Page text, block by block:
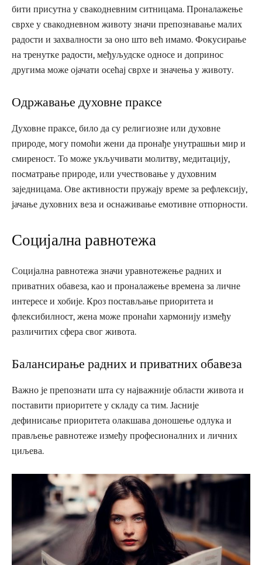
бити присутна у свакодневним ситницама. Проналажење
сврхе у свакодневном животу значи препознавање малих
радости и захвалности за оно што већ имамо. Фокусирање
на тренутке радости, међуљудске односе и допринос
другима може ојачати осећај сврхе и значења у животу.
Одржавање духовне праксе
Духовне праксе, било да су религиозне или духовне
природе, могу помоћи жени да пронађе унутрашњи мир и
смиреност. То може укључивати молитву, медитацију,
посматрање природе, или учествовање у духовним
заједницама. Ове активности пружају време за рефлексију,
јачање духовних веза и оснаживање емотивне отпорности.
Социјална равнотежа
Социјална равнотежа значи уравнотежење радних и
приватних обавеза, као и проналажење времена за личне
интересе и хобије. Кроз постављање приоритета и
флексибилност, жена може пронаћи хармонију између
различитих сфера свог живота.
Балансирање радних и приватних обавеза
Важно је препознати шта су најважније области живота и
поставити приоритете у складу са тим. Јасније
дефинисање приоритета олакшава доношење одлука и
прављење равнотеже између професионалних и личних
циљева.